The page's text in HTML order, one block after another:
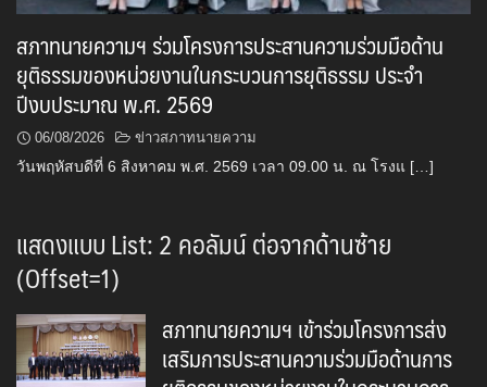
สภาทนายความฯ ร่วมโครงการประสานความร่วมมือด้าน
ยุติธรรมของหน่วยงานในกระบวนการยุติธรรม ประจำ
ปีงบประมาณ พ.ศ. 2569
06/08/2026 ข่าวสภาทนายความ
วันพฤหัสบดีที่ 6 สิงหาคม พ.ศ. 2569 เวลา 09.00 น. ณ โรงแ […]
แสดงแบบ List: 2 คอลัมน์ ต่อจากด้านซ้าย
(Offset=1)
สภาทนายความฯ เข้าร่วมโครงการส่ง
เสริมการประสานความร่วมมือด้านการ